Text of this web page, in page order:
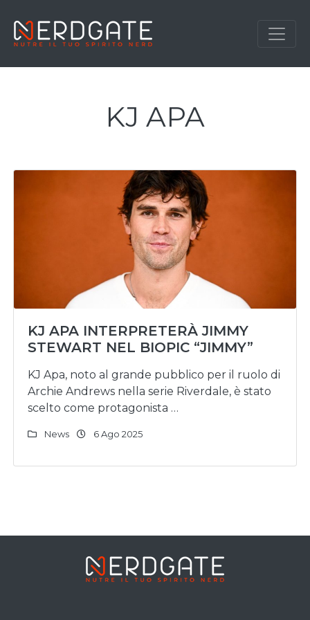
KJ APA
KJ APA INTERPRETERÀ JIMMY
STEWART NEL BIOPIC “JIMMY”
KJ Apa, noto al grande pubblico per il ruolo di
Archie Andrews nella serie Riverdale, è stato
scelto come protagonista …
News 6 Ago 2025